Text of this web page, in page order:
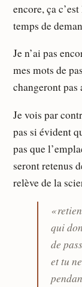
encore, ça
temps de
Je n’ai pas
mes mots de
changeront pas
Je vois par
pas si évident
pas que
seront retenus
relève de la
«
qui
de
et tu